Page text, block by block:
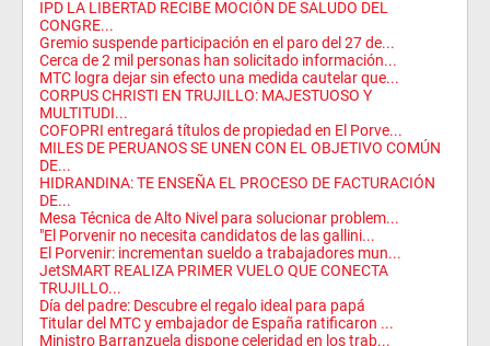
IPD LA LIBERTAD RECIBE MOCIÓN DE SALUDO DEL
CONGRE...
Gremio suspende participación en el paro del 27 de...
Cerca de 2 mil personas han solicitado información...
MTC logra dejar sin efecto una medida cautelar que...
CORPUS CHRISTI EN TRUJILLO: MAJESTUOSO Y
MULTITUDI...
COFOPRI entregará títulos de propiedad en El Porve...
MILES DE PERUANOS SE UNEN CON EL OBJETIVO COMÚN
DE...
HIDRANDINA: TE ENSEÑA EL PROCESO DE FACTURACIÓN
DE...
Mesa Técnica de Alto Nivel para solucionar problem...
"El Porvenir no necesita candidatos de las gallini...
El Porvenir: incrementan sueldo a trabajadores mun...
JetSMART REALIZA PRIMER VUELO QUE CONECTA
TRUJILLO...
Día del padre: Descubre el regalo ideal para papá
Titular del MTC y embajador de España ratificaron ...
Ministro Barranzuela dispone celeridad en los trab...